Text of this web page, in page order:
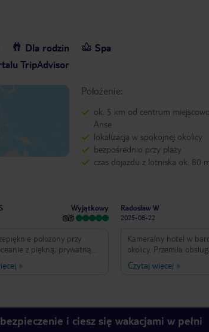
Dla rodzin
Spa
TripAdvisor
Położenie:
ok. 5 km od centrum
Anse
lokalizacja w spokojnej okolicy
bezpośrednio przy plaży
czas dojazdu z lotniska ok. 80
Wyjątkowy
położony przy
z piękną, prywatną
obsługa, pyszna
położony w otoczeniu
się ogromną
»
Radosław W
2025-08-22
Kameralny hotel w
okolicy. Przemiła
pokoje i smaczne
plaża przy hotelu jest
zaletą jest totalny brak
Czytaj więcej »
i ciesz się wakacjami w pełni